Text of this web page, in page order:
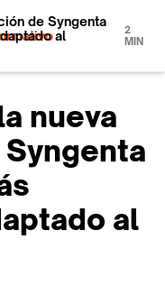
de Syngenta
al
2
MIN
nueva
al